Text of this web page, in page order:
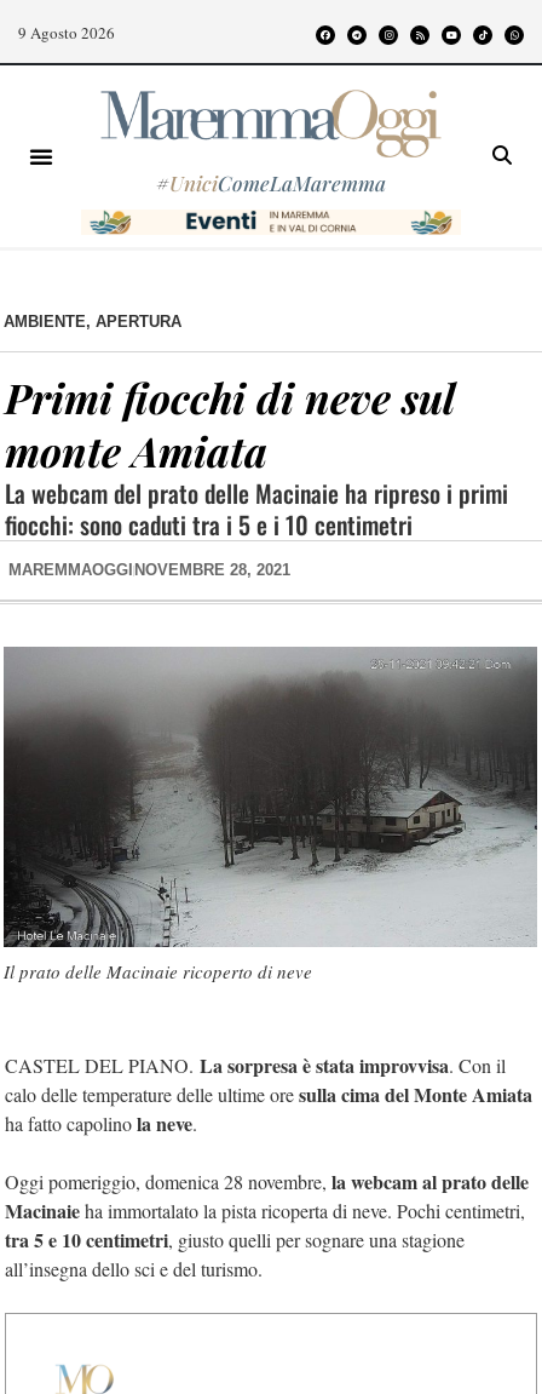
9 Agosto 2026
#UniciComeLaMaremma
AMBIENTE, APERTURA
Primi fiocchi di neve sul
monte Amiata
La webcam del prato delle Macinaie ha ripreso i primi
fiocchi: sono caduti tra i 5 e i 10 centimetri
MAREMMAOGGI NOVEMBRE 28, 2021
Il prato delle Macinaie ricoperto di neve
CASTEL DEL PIANO. La sorpresa è stata improvvisa. Con il
calo delle temperature delle ultime oresulla cima del Monte Amiata
ha fatto capolinola neve.
Oggi pomeriggio, domenica 28 novembre, la webcam al prato delle
Macinaieha immortalato la pista ricoperta di neve. Pochi centimetri,
tra 5 e 10 centimetri, giusto quelli per sognare una stagione
all’insegna dello sci e del turismo.